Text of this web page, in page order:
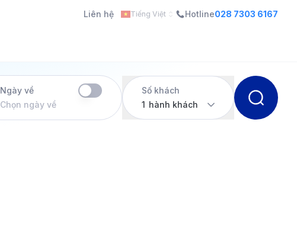
Liên hệ Tiếng Việt Hotline028 7303 6167
Ngày về
Chọn ngày về
Số khách
1 hành khách